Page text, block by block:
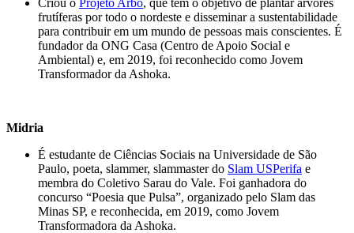
frutíferas por todo o nordeste e disseminar a sustentabilidade
para contribuir em um mundo de pessoas mais conscientes. É
fundador da ONG Casa (Centro de Apoio Social e
Ambiental) e, em 2019, foi reconhecido como Jovem
Transformador da Ashoka.
Midria
É estudante de Ciências Sociais na Universidade de São
Paulo, poeta, slammer, slammaster do Slam USPerifa e
membra do Coletivo Sarau do Vale. Foi ganhadora do
concurso “Poesia que Pulsa”, organizado pelo Slam das
Minas SP, e reconhecida, em 2019, como Jovem
Transformadora da Ashoka.